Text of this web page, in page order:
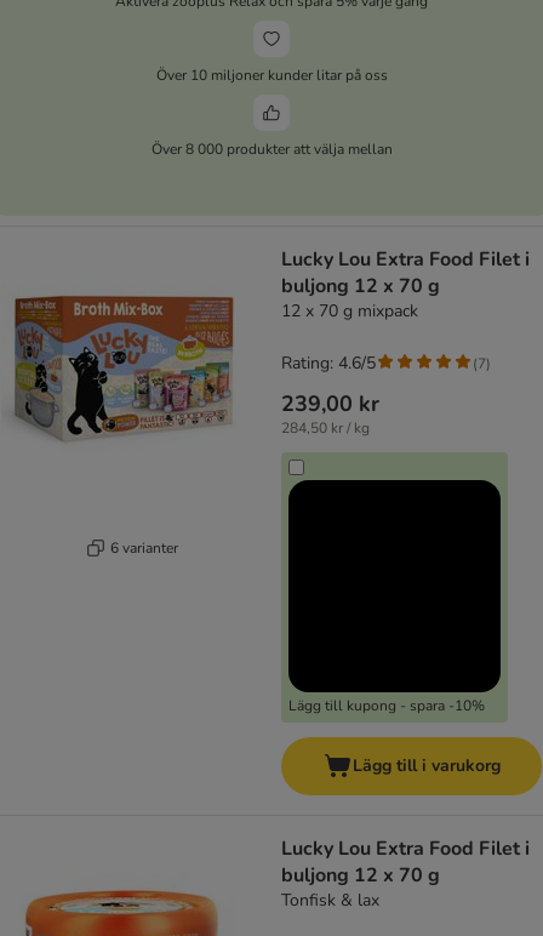
Över 10 miljoner kunder litar på oss
Över 8 000 produkter att välja mellan
6 varianter
Lucky Lou Extra Food Filet i
buljong 12 x 70 g
12 x 70 g mixpack
239,00 kr
284,50 kr / kg
Lägg till kupong - spara -10%
Rating: 4.6/5 (7)
Lägg till i varukorg
Lucky Lou Extra Food Filet i
buljong 12 x 70 g
Tonfisk & lax